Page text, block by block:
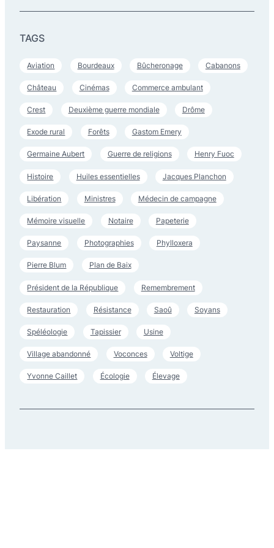
TAGS
Aviation Bourdeaux Bûcheronage Cabanons
Château Cinémas Commerce ambulant
Crest Deuxième guerre mondiale Drôme
Exode rural Forêts Gastom Emery
Germaine Aubert Guerre de religions Henry Fuoc
Histoire Huiles essentielles Jacques Planchon
Libération Ministres Médecin de campagne
Mémoire visuelle Notaire Papeterie
Paysanne Photographies Phylloxera
Pierre Blum Plan de Baix
Président de la République Remembrement
Restauration Résistance Saoû Soyans
Spéléologie Tapissier Usine
Village abandonné Voconces Voltige
Yvonne Caillet Écologie Élevage